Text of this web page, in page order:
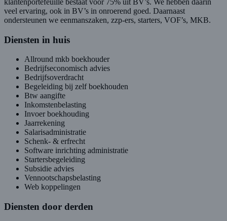
klantenportefeuille bestaat voor 75% uit BV’s. We hebben daarin
veel ervaring, ook in BV’s in onroerend goed. Daarnaast
ondersteunen we eenmanszaken, zzp-ers, starters, VOF’s, MKB.
Diensten in huis
Allround mkb boekhouder
Bedrijfseconomisch advies
Bedrijfsoverdracht
Begeleiding bij zelf boekhouden
Btw aangifte
Inkomstenbelasting
Invoer boekhouding
Jaarrekening
Salarisadministratie
Schenk- & erfrecht
Software inrichting administratie
Startersbegeleiding
Subsidie advies
Vennootschapsbelasting
Web koppelingen
Diensten door derden